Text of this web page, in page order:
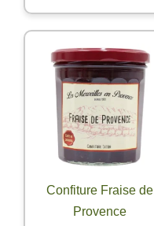
Confiture Fraise de
Provence